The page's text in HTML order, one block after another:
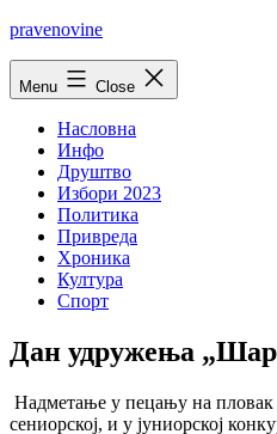
Skip
pravenovine
Menu Close
Насловна
Инфо
Друштво
Избори 2023
Политика
Привреда
Хроника
Култура
Спорт
Дан удружења
Надметање у пецању на пловак
сениорској, и у јуниорској